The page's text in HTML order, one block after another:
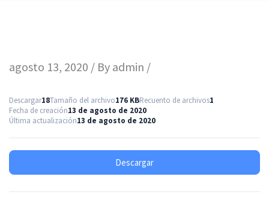
agosto 13, 2020 / By admin /
Descargar18Tamaño del archivo176 KBRecuento de archivos1
Fecha de creación13 de agosto de 2020
Última actualización13 de agosto de 2020
Descargar